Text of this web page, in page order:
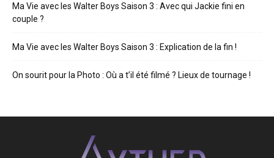
Ma Vie avec les Walter Boys Saison 3 : Avec qui Jackie fini en
couple ?
Ma Vie avec les Walter Boys Saison 3 : Explication de la fin !
On sourit pour la Photo : Où a t’il été filmé ? Lieux de tournage !